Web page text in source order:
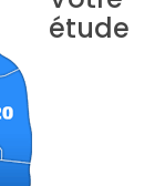
étude